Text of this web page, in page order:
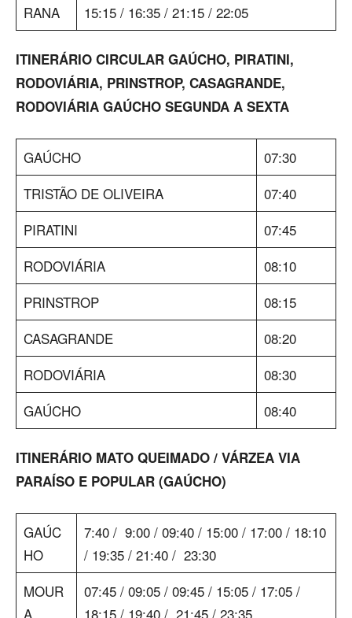
RANA
15:15 / 16:35 / 21:15 / 22:05
ITINERÁRIO CIRCULAR GAÚCHO, PIRATINI,
RODOVIÁRIA, PRINSTROP, CASAGRANDE,
RODOVIÁRIA GAÚCHO SEGUNDA A SEXTA
GAÚCHO
07:30
TRISTÃO DE OLIVEIRA
07:40
PIRATINI
07:45
RODOVIÁRIA
08:10
PRINSTROP
08:15
CASAGRANDE
08:20
RODOVIÁRIA
08:30
GAÚCHO
08:40
ITINERÁRIO MATO QUEIMADO / VÁRZEA VIA
PARAÍSO E POPULAR (GAÚCHO)
GAÚC
HO
7:40 / 9:00 / 09:40 / 15:00 / 17:00 / 18:10
/ 19:35 / 21:40 / 23:30
MOUR
A
07:45 / 09:05 / 09:45 / 15:05 / 17:05 /
18:15 / 19:40 / 21:45 / 23:35